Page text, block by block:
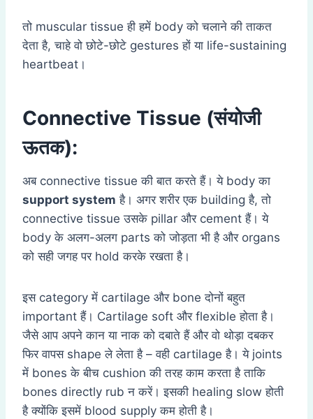
तो muscular tissue ही हमें body को चलाने की ताकत
देता है, चाहे वो छोटे-छोटे gestures हों या life-sustaining
heartbeat।
Connective Tissue (संयोजी
ऊतक):
अब connective tissue की बात करते हैं। ये body का
support system है। अगर शरीर एक building है, तो
connective tissue उसके pillar और cement हैं। ये
body के अलग-अलग parts को जोड़ता भी है और organs
को सही जगह पर hold करके रखता है।
इस category में cartilage और bone दोनों बहुत
important हैं। Cartilage soft और flexible होता है।
जैसे आप अपने कान या नाक को दबाते हैं और वो थोड़ा दबकर
फिर वापस shape ले लेता है – वही cartilage है। ये joints
में bones के बीच cushion की तरह काम करता है ताकि
bones directly rub न करें। इसकी healing slow होती
है क्योंकि इसमें blood supply कम होती है।